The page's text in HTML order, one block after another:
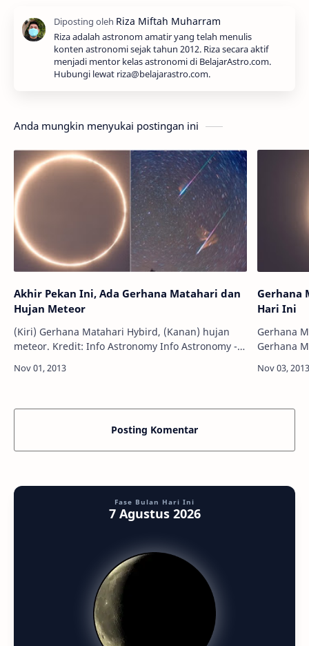
Riza adalah astronom amatir yang telah menulis
konten astronomi sejak tahun 2012. Riza secara aktif
menjadi mentor kelas astronomi di BelajarAstro.com.
Hubungi lewat riza@belajarastro.com.
Anda mungkin menyukai postingan ini
Akhir Pekan Ini, Ada Gerhana Matahari dan
Hujan Meteor
(Kiri) Gerhana Matahari Hybird, (Kanan) hujan
meteor. Kredit: Info Astronomy Info Astronomy -
terjadi pada hari yang sama, yakni G…
Gerhana
Hari Ini
Gerhana
Gerhana
dengan
Posting Komentar
Fase Bulan Hari Ini
7 Agustus 2026